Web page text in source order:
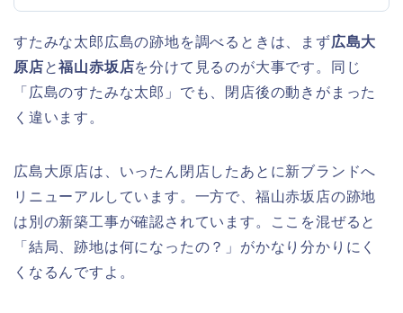
すたみな太郎広島の跡地を調べるときは、まず広島大
原店と福山赤坂店を分けて見るのが大事です。同じ
「広島のすたみな太郎」でも、閉店後の動きがまった
く違います。
広島大原店は、いったん閉店したあとに新ブランドへ
リニューアルしています。一方で、福山赤坂店の跡地
は別の新築工事が確認されています。ここを混ぜると
「結局、跡地は何になったの？」がかなり分かりにく
くなるんですよ。